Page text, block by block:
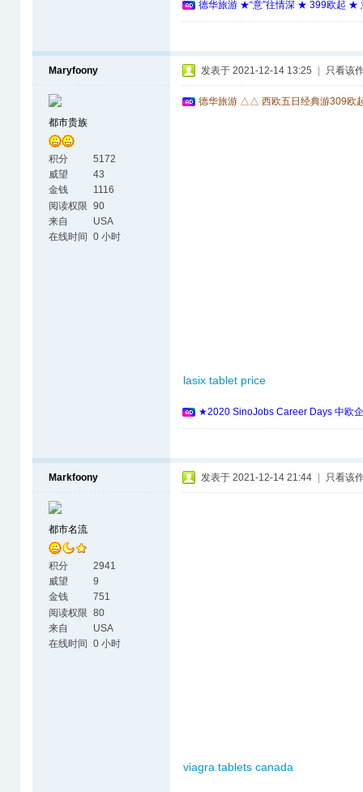
德华旅游 ★“意”往情深 ★ 399欧起 ★
Maryfoony
都市贵族
积分
5172
威望
43
金钱
1116
阅读权限 90
来自
USA
在线时间
0 小时
发表于 2021-12-14 13:25 只看该
德华旅游 △△ 西欧五日经典游309欧
lasix tablet price
★2020 SinoJobs Career Days 中欧
Markfoony
都市名流
积分
2941
威望
9
金钱
751
阅读权限 80
来自
USA
在线时间
0 小时
发表于 2021-12-14 21:44 只看该
viagra tablets canada